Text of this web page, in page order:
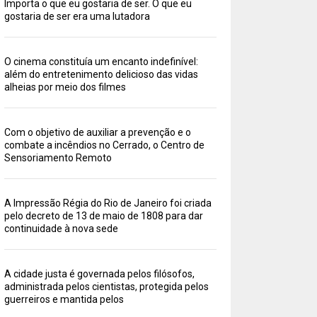
Importa o que eu gostaria de ser. O que eu
gostaria de ser era uma lutadora
O cinema constituía um encanto indefinível:
além do entretenimento delicioso das vidas
alheias por meio dos filmes
Com o objetivo de auxiliar a prevenção e o
combate a incêndios no Cerrado, o Centro de
Sensoriamento Remoto
A Impressão Régia do Rio de Janeiro foi criada
pelo decreto de 13 de maio de 1808 para dar
continuidade à nova sede
A cidade justa é governada pelos filósofos,
administrada pelos cientistas, protegida pelos
guerreiros e mantida pelos